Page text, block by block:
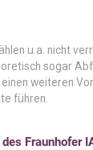
u.a. nicht
sogar
weiteren
führen.
Fraunhofer